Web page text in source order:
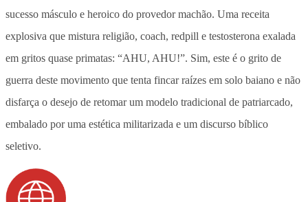
sucesso másculo e heroico do provedor machão. Uma receita
explosiva que mistura religião, coach, redpill e testosterona exalada
em gritos quase primatas: “AHU, AHU!”. Sim, este é o grito de
guerra deste movimento que tenta fincar raízes em solo baiano e não
disfarça o desejo de retomar um modelo tradicional de patriarcado,
embalado por uma estética militarizada e um discurso bíblico
seletivo.